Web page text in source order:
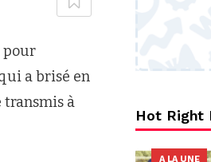
pour
a brisé en
transmis à
Hot Right
A LA UNE